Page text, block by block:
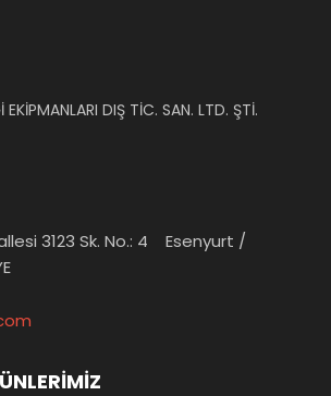
EKİPMANLARI DIŞ TİC. SAN. LTD. ŞTİ.
3123 Sk. No.: 4 Esenyurt /